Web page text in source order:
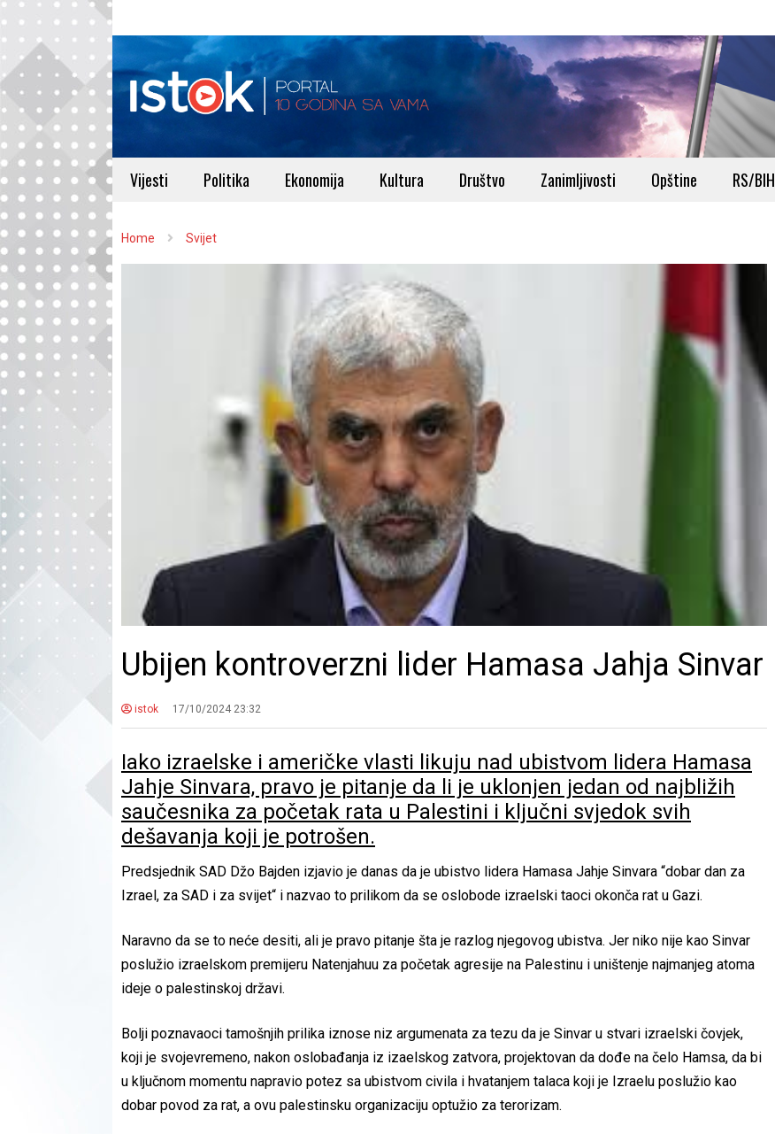
Vijesti Politika Ekonomija Kultura Društvo Zanimljivosti Opštine RS/BIH
Home Svijet
Ubijen kontroverzni lider Hamasa Jahja Sinvar
istok 17/10/2024 23:32
Iako izraelske i američke vlasti likuju nad ubistvom lidera Hamasa
Jahje Sinvara, pravo je pitanje da li je uklonjen jedan od najbližih
saučesnika za početak rata u Palestini i ključni svjedok svih
dešavanja koji je potrošen.
Predsjednik SAD Džo Bajden izjavio je danas da je ubistvo lidera Hamasa Jahje Sinvara “dobar dan za
Izrael, za SAD i za svijet“ i nazvao to prilikom da se oslobode izraelski taoci okonča rat u Gazi.
Naravno da se to neće desiti, ali je pravo pitanje šta je razlog njegovog ubistva. Jer niko nije kao Sinvar
poslužio izraelskom premijeru Natenjahuu za početak agresije na Palestinu i uništenje najmanjeg atoma
ideje o palestinskoj državi.
Bolji poznavaoci tamošnjih prilika iznose niz argumenata za tezu da je Sinvar u stvari izraelski čovjek,
koji je svojevremeno, nakon oslobađanja iz izaelskog zatvora, projektovan da dođe na čelo Hamsa, da bi
u ključnom momentu napravio potez sa ubistvom civila i hvatanjem talaca koji je Izraelu poslužio kao
dobar povod za rat, a ovu palestinsku organizaciju optužio za terorizam.